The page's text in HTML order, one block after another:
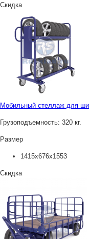
Скидка
Мобильный стеллаж для
Грузоподъемность: 320 кг.
Размер
1415х676х1553
Скидка